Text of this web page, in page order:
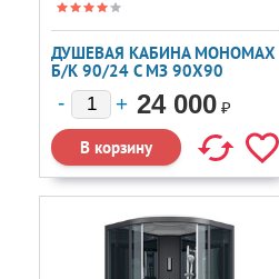
ДУШЕВАЯ КАБИНА МОНОМАХ
Б/К 90/24 C МЗ 90X90
24 000 ₽